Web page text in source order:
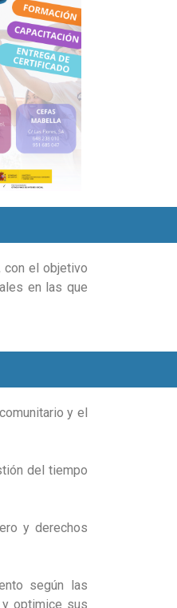
con el objetivo
en las que
y el
del tiempo
y derechos
según las
y optimice sus